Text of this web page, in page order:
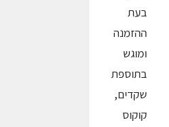
בעת
ההזמנה
ומוגש
בתוספת
שקדים,
קוקוס